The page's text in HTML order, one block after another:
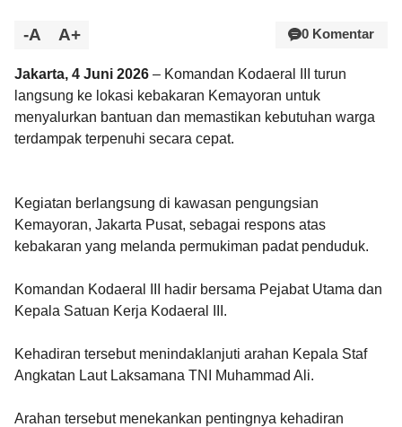
-A A+ 0 Komentar
Jakarta, 4 Juni 2026 – Komandan Kodaeral III turun
langsung ke lokasi kebakaran Kemayoran untuk
menyalurkan bantuan dan memastikan kebutuhan warga
terdampak terpenuhi secara cepat.
Kegiatan berlangsung di kawasan pengungsian
Kemayoran, Jakarta Pusat, sebagai respons atas
kebakaran yang melanda permukiman padat penduduk.
Komandan Kodaeral III hadir bersama Pejabat Utama dan
Kepala Satuan Kerja Kodaeral III.
Kehadiran tersebut menindaklanjuti arahan Kepala Staf
Angkatan Laut Laksamana TNI Muhammad Ali.
Arahan tersebut menekankan pentingnya kehadiran